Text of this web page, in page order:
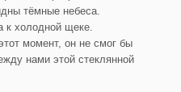
тёмные небеса.
к холодной щеке.
момент, он не смог бы
нами этой стеклянной